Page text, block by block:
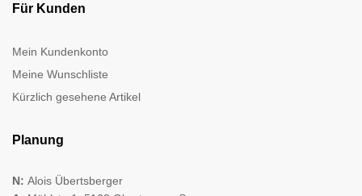
Für Kunden
Mein Kundenkonto
Meine Wunschliste
Kürzlich gesehene Artikel
Planung
N: Alois Übertsberger